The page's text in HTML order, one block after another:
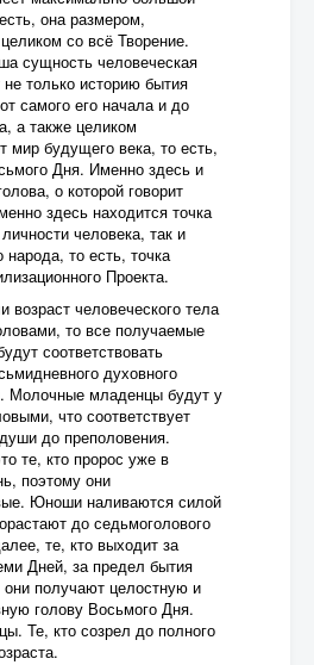
она размером,
со всё Творение.
сущность человеческая
не только историю бытия
самого его начала и до
а также целиком
мир будущего века, то есть,
Дня. Именно здесь и
о которой говорит
здесь находится точка
человека, так и
народа, то есть, точка
Проекта.
возраст человеческого тела
то все получаемые
соответствовать
духовного
Молочные младенцы будут у
что соответствует
до преполовения.
те, кто пророс уже в
поэтому они
Юноши наливаются силой
до седьмоголового
те, кто выходит за
Дней, за предел бытия
они получают целостную и
голову Восьмого Дня.
Те, кто созрел до полного